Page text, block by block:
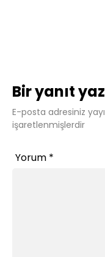
Bir yanıt
E-posta adresiniz
işaretlenmişlerdir
Yorum *